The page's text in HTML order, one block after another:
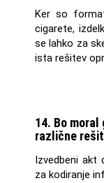
Ker so
cigarete,
se lahko za
ista rešitev
14. Bo
različne
Izvedbeni akt
za kodiranje